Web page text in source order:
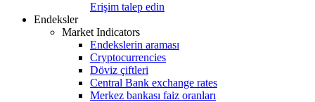
Erişim talep edin
Endeksler
Market Indicators
Endekslerin araması
Cryptocurrencies
Döviz çiftleri
Central Bank exchange rates
Merkez bankası faiz oranları